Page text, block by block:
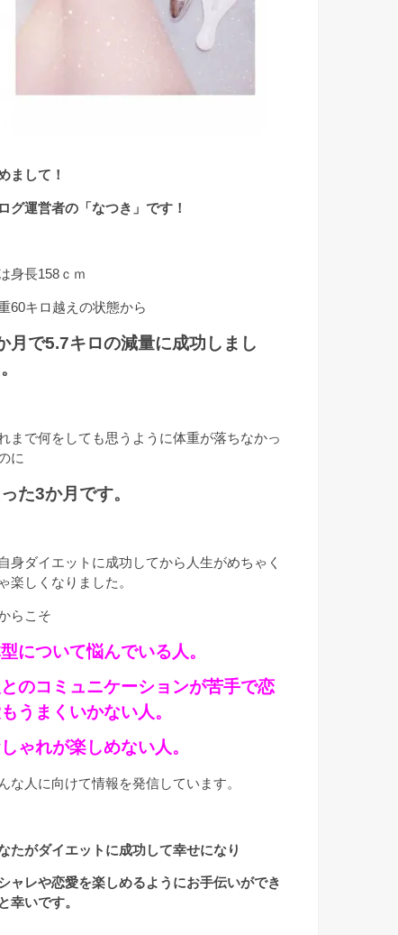
まして！
グ運営者の「なつき」です！
身長158ｃｍ
60キロ越えの状態から
月で5.7キロの減量に成功しまし
まで何をしても思うように体重が落ちなかっ
に
た3か月です。
身ダイエットに成功してから人生がめちゃく
楽しくなりました。
らこそ
について悩んでいる人。
とのコミュニケーションが苦手で恋
うまくいかない人。
ゃれが楽しめない人。
な人に向けて情報を発信しています。
たがダイエットに成功して幸せになり
ャレや恋愛を楽しめるようにお手伝いができ
幸いです。